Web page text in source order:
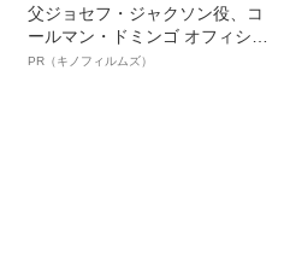
父ジョセフ・ジャクソン役、コ
ールマン・ドミンゴ オフィシャ
ルインタビュー“観客を魅了した
PR（キノフィルムズ）